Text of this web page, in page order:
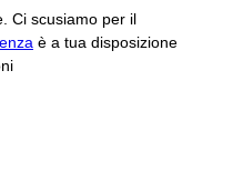
Ci scusiamo per il
è a tua disposizione